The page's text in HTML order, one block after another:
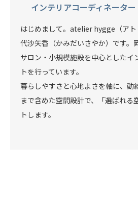
インテリアコーディネーター
はじめまして。atelier hygge（ア
代沙矢香（かみだいさやか）です。
サロン・小規模施設を中心としたイ
トを行っています。
暮らしやすさと心地よさを軸に、動
まで含めた空間設計で、「選ばれる
トします。